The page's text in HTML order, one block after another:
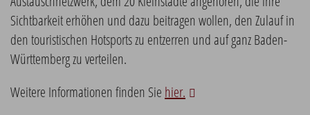
Sichtbarkeit erhöhen und dazu beitragen wollen, den Zulauf in
den touristischen Hotsports zu entzerren und auf ganz Baden-
Württemberg zu verteilen.
Weitere Informationen finden Sie hier.